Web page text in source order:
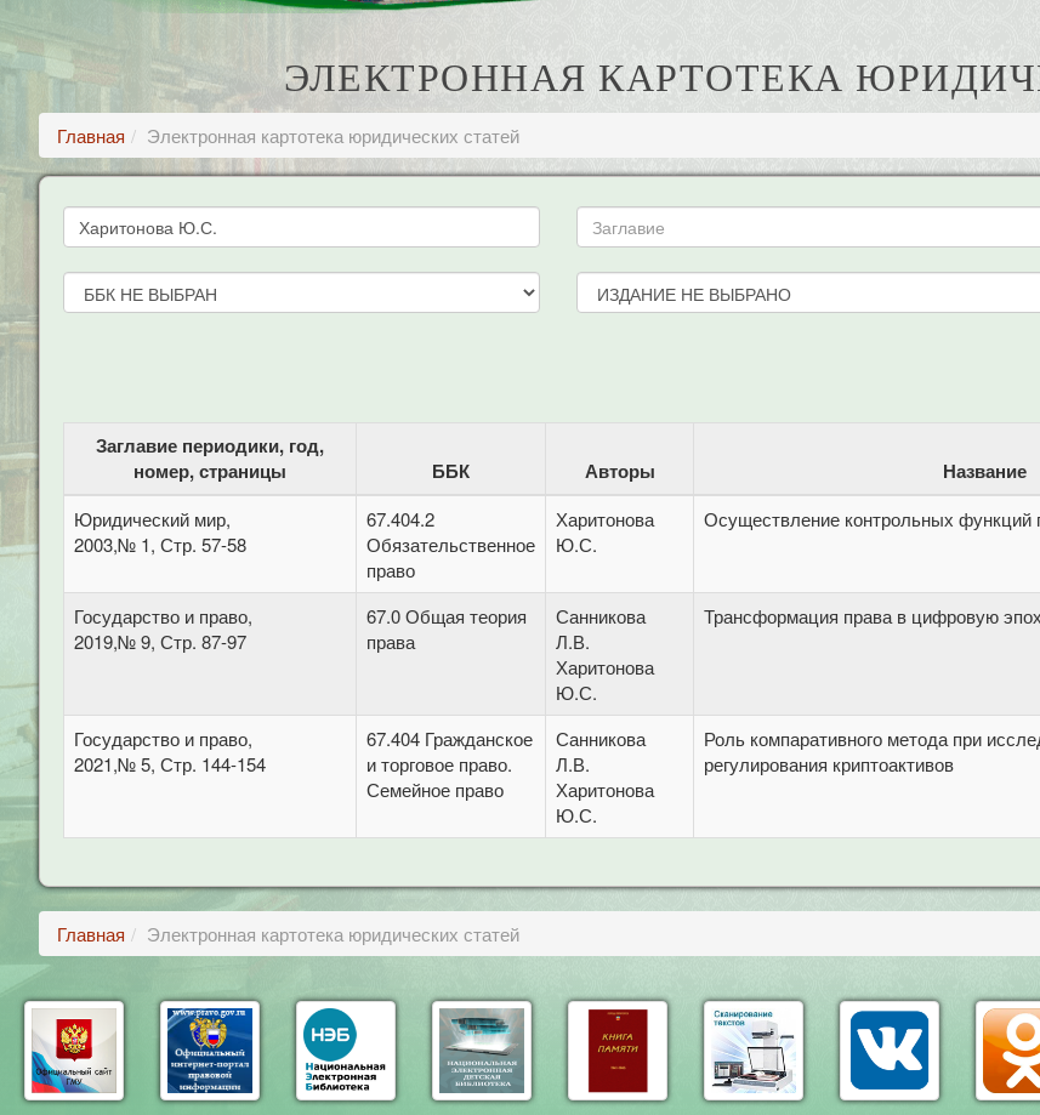
ЭЛЕКТРОННАЯ КАРТОТЕКА
Главная Электронная картотека юридических статей
Заглавие периодики, год,
номер, страницы
ББК Авторы Название
Юридический мир,
2003,№ 1, Стр. 57-58
67.404.2
Обязательственное
право
Харитонова
Ю.С.
Осуществление контрольных функций
Государство и право,
2019,№ 9, Стр. 87-97
67.0 Общая теория
права
Санникова
Л.В.
Харитонова
Ю.С.
Трансформация права в цифровую
Государство и право,
2021,№ 5, Стр. 144-154
67.404 Гражданское
и торговое право.
Семейное право
Санникова
Л.В.
Харитонова
Ю.С.
Роль компаративного метода при
регулирования криптоактивов
Главная Электронная картотека юридических статей